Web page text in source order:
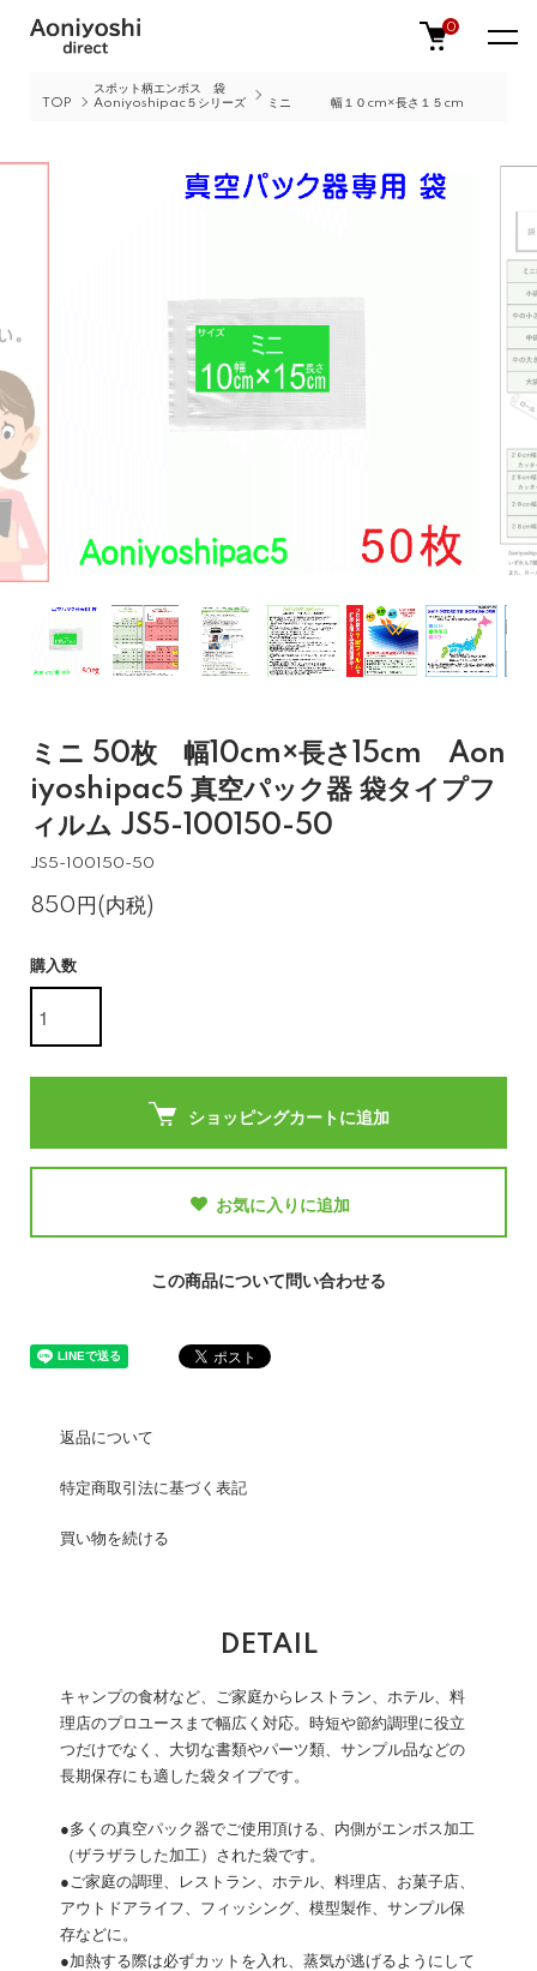
0
TOP
スポット柄エンボス 袋
Aoniyoshipac５シリーズ
ミニ 幅１０cm×長さ１５cm
ミニ 50枚 幅10cm×長さ15cm Aon
iyoshipac5 真空パック器 袋タイプフ
ィルム JS5-100150-50
JS5-100150-50
850円(内税)
購入数
ショッピングカートに追加
お気に入りに追加
この商品について問い合わせる
返品について
特定商取引法に基づく表記
買い物を続ける
DETAIL
キャンプの食材など、ご家庭からレストラン、ホテル、料
理店のプロユースまで幅広く対応。時短や節約調理に役立
つだけでなく、大切な書類やパーツ類、サンプル品などの
長期保存にも適した袋タイプです。
●多くの真空パック器でご使用頂ける、内側がエンボス加工
（ザラザラした加工）された袋です。
●ご家庭の調理、レストラン、ホテル、料理店、お菓子店、
アウトドアライフ、フィッシング、模型製作、サンプル保
存などに。
●加熱する際は必ずカットを入れ、蒸気が逃げるようにして